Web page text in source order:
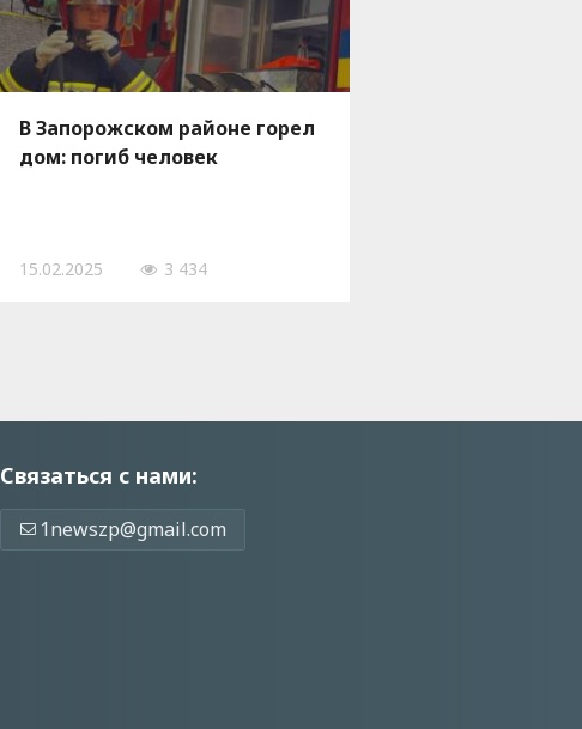
В Запорожском районе горел
дом: погиб человек
15.02.2025 3 434
Связаться с нами:
1newszp@gmail.com